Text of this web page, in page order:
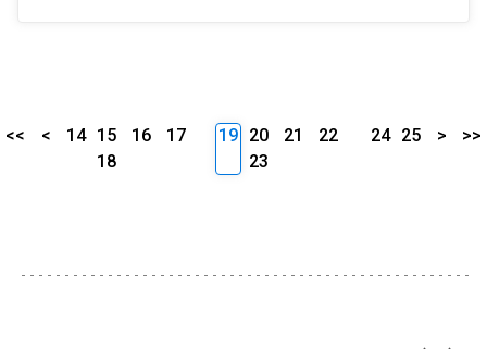
<< < 14 15 16
17
18
19 20 21
22
23
24 25 > >>